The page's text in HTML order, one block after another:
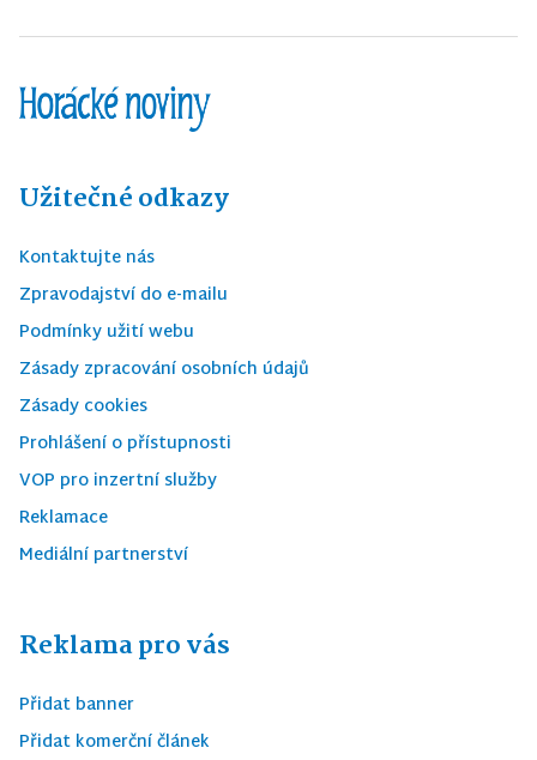
Užitečné odkazy
Kontaktujte nás
Zpravodajství do e-mailu
Podmínky užití webu
Zásady zpracování osobních údajů
Zásady cookies
Prohlášení o přístupnosti
VOP pro inzertní služby
Reklamace
Mediální partnerství
Reklama pro vás
Přidat banner
Přidat komerční článek